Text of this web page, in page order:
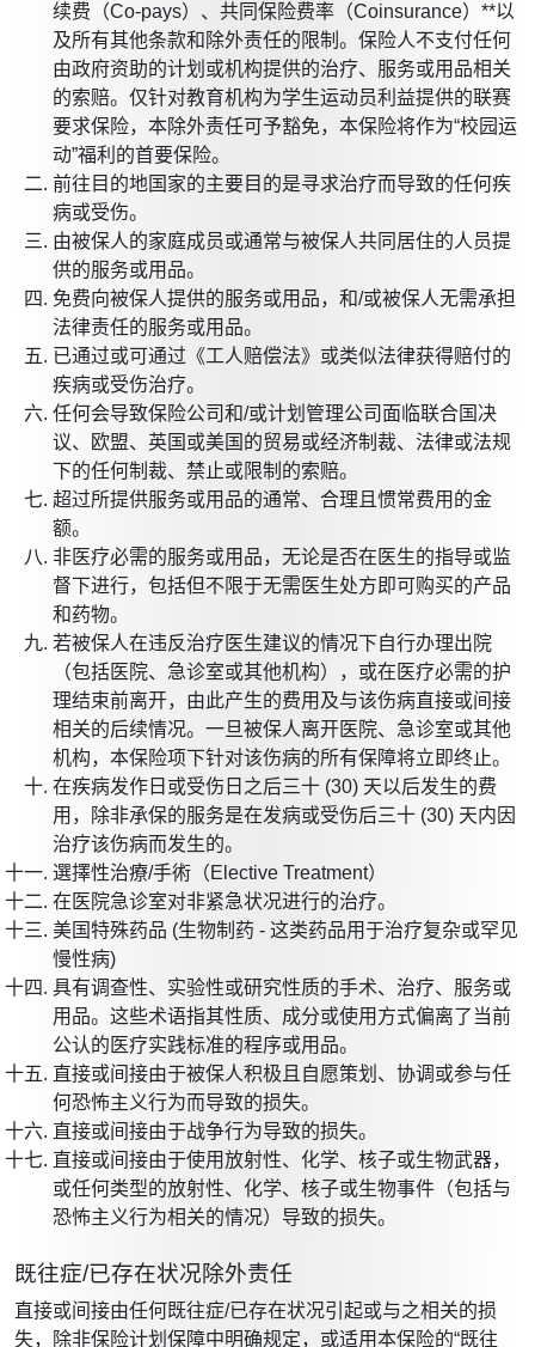
续费（Co-pays）、共同保险费率（Coinsurance）**以
及所有其他条款和除外责任的限制。保险人不支付任何
由政府资助的计划或机构提供的治疗、服务或用品相关
的索赔。仅针对教育机构为学生运动员利益提供的联赛
要求保险，本除外责任可予豁免，本保险将作为“校园运
动”福利的首要保险。
前往目的地国家的主要目的是寻求治疗而导致的任何疾
病或受伤。
由被保人的家庭成员或通常与被保人共同居住的人员提
供的服务或用品。
免费向被保人提供的服务或用品，和/或被保人无需承担
法律责任的服务或用品。
已通过或可通过《工人赔偿法》或类似法律获得赔付的
疾病或受伤治疗。
任何会导致保险公司和/或计划管理公司面临联合国决
议、欧盟、英国或美国的贸易或经济制裁、法律或法规
下的任何制裁、禁止或限制的索赔。
超过所提供服务或用品的通常、合理且惯常费用的金
额。
非医疗必需的服务或用品，无论是否在医生的指导或监
督下进行，包括但不限于无需医生处方即可购买的产品
和药物。
若被保人在违反治疗医生建议的情况下自行办理出院
（包括医院、急诊室或其他机构），或在医疗必需的护
理结束前离开，由此产生的费用及与该伤病直接或间接
相关的后续情况。一旦被保人离开医院、急诊室或其他
机构，本保险项下针对该伤病的所有保障将立即终止。
在疾病发作日或受伤日之后三十 (30) 天以后发生的费
用，除非承保的服务是在发病或受伤后三十 (30) 天内因
治疗该伤病而发生的。
選擇性治療/手術（Elective Treatment）
在医院急诊室对非紧急状况进行的治疗。
美国特殊药品 (生物制药 - 这类药品用于治疗复杂或罕见
慢性病)
具有调查性、实验性或研究性质的手术、治疗、服务或
用品。这些术语指其性质、成分或使用方式偏离了当前
公认的医疗实践标准的程序或用品。
直接或间接由于被保人积极且自愿策划、协调或参与任
何恐怖主义行为而导致的损失。
直接或间接由于战争行为导致的损失。
直接或间接由于使用放射性、化学、核子或生物武器，
或任何类型的放射性、化学、核子或生物事件（包括与
恐怖主义行为相关的情况）导致的损失。
既往症/已存在状况除外责任
直接或间接由任何既往症/已存在状况引起或与之相关的损
失，除非保险计划保障中明确规定，或适用本保险的“既往